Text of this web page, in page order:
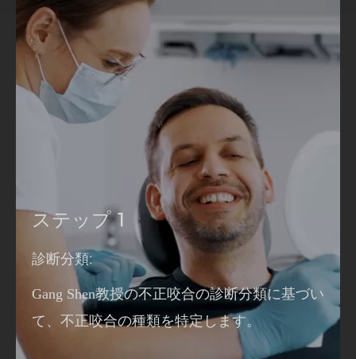
ステップ 1
診断分類:
Gang Shen教授の不正咬合の診断分類に基づい
て、不正咬合の種類を特定します。